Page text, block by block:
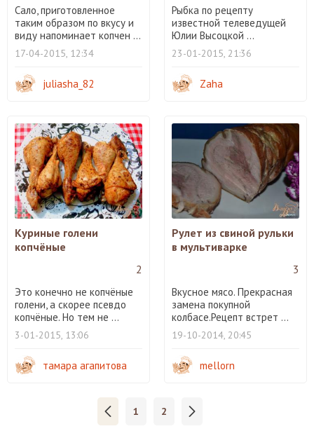
Сало, приготовленное
таким образом по вкусу и
виду напоминает копчен ...
17-04-2015, 12:34
juliasha_82
Рыбка по рецепту
известной телеведущей
Юлии Высоцкой ...
23-01-2015, 21:36
Zaha
Куриные голени
копчёные
2
Это конечно не копчёные
голени, а скорее псевдо
копчёные. Но тем не ...
3-01-2015, 13:06
тамара агапитова
Рулет из свиной рульки
в мультиварке
3
Вкусное мясо. Прекрасная
замена покупной
колбасе.Рецепт встрет ...
19-10-2014, 20:45
mellorn
1 2